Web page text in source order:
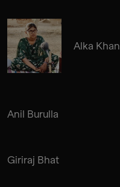
Alka Khan
Anil Burulla
Giriraj Bhat